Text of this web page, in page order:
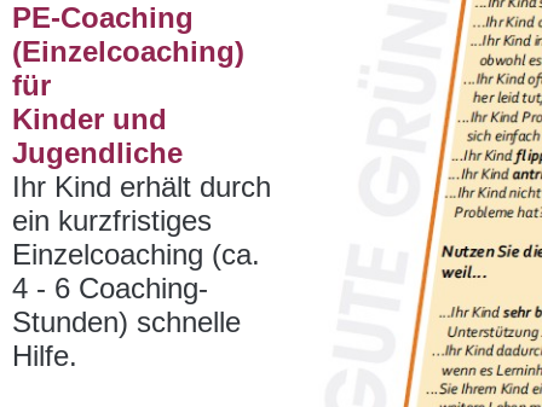
PE-Coaching
(Einzelcoaching)
für
Kinder und
Jugendliche
Ihr Kind erhält durch
ein kurzfristiges
Einzelcoaching (ca.
4 - 6 Coaching-
Stunden) schnelle
Hilfe.